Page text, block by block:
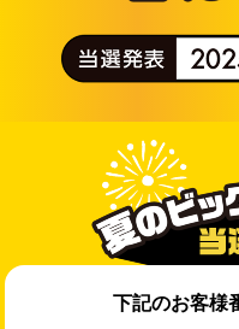
下記のお客様